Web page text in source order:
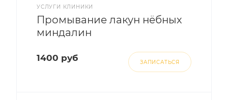
УСЛУГИ КЛИНИКИ
Промывание лакун нёбных
миндалин
1400 руб ЗАПИСАТЬСЯ